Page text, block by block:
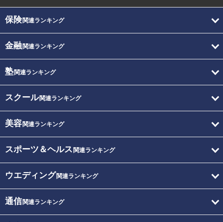
保険関連ランキング
金融関連ランキング
塾関連ランキング
スクール関連ランキング
美容関連ランキング
スポーツ＆ヘルス 関連ランキング
ウエディング関連ランキング
通信関連ランキング